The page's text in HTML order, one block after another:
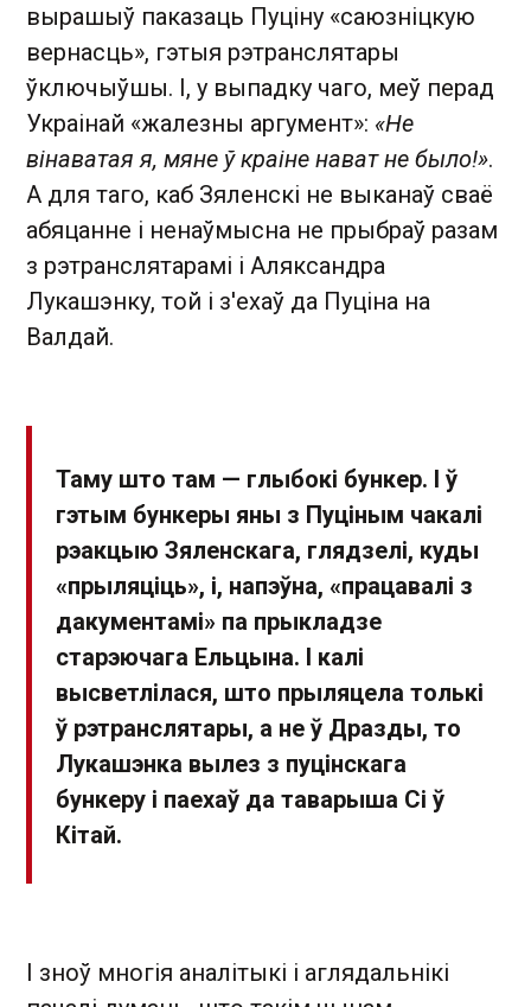
вырашыў паказаць Пуціну «саюзніцкую
вернасць», гэтыя рэтранслятары
ўключыўшы. І, у выпадку чаго, меў перад
Украінай «жалезны аргумент»: «Не
вінаватая я, мяне ў краіне нават не было!».
А для таго, каб Зяленскі не выканаў сваё
абяцанне і ненаўмысна не прыбраў разам
з рэтранслятарамі і Аляксандра
Лукашэнку, той і з'ехаў да Пуціна на
Валдай.
Таму што там — глыбокі бункер. І ў
гэтым бункеры яны з Пуціным чакалі
рэакцыю Зяленскага, глядзелі, куды
«прыляціць», і, напэўна, «працавалі з
дакументамі» па прыкладзе
старэючага Ельцына. І калі
высветлілася, што прыляцела толькі
ў рэтранслятары, а не ў Дразды, то
Лукашэнка вылез з пуцінскага
бункеру і паехаў да таварыша Сі ў
Кітай.
І зноў многія аналітыкі і аглядальнікі